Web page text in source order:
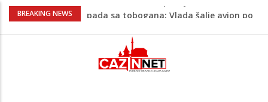
BREAKING NEWS
Kako povećati količinu mlijeka tokom
Evo kad i evo gdje nema struje u Krajini
narednih dana